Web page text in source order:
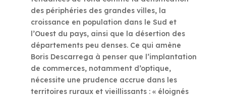
des périphéries des grandes villes, la
croissance en population dans le Sud et
l’Ouest du pays, ainsi que la désertion des
départements peu denses. Ce qui amène
Boris Descarrega à penser que l’implantation
de commerces, notamment d’optique,
nécessite une prudence accrue dans les
territoires ruraux et vieillissants : « éloignés